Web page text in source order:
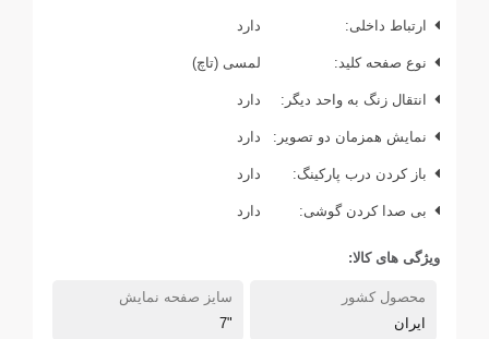
ارتباط داخلی: دارد
نوع صفحه کلید: لمسی (تاچ)
انتقال زنگ به واحد دیگر: دارد
نمایش همزمان دو تصویر: دارد
باز کردن درب پارکینگ: دارد
بی صدا کردن گوشی: دارد
ویژگی های کالا:
محصول کشور
ایران
سایز صفحه نمایش
"7